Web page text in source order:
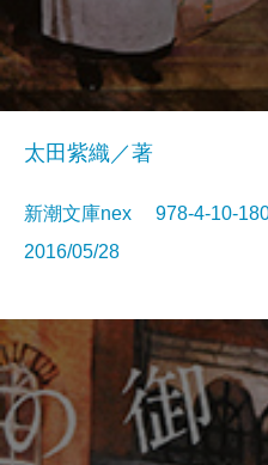
太田紫織／著
新潮文庫nex 978-4-10-
2016/05/28